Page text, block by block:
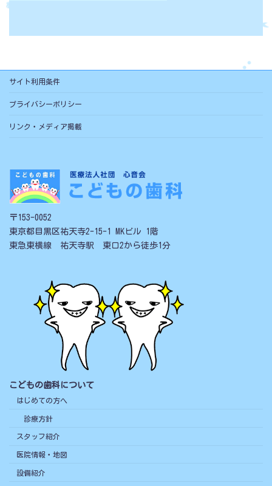
サイト利用条件
プライバシーポリシー
リンク・メディア掲載
〒153-0052
東京都目黒区祐天寺2-15-1 MKビル 1階
東急東横線 祐天寺駅 東口2から徒歩1分
こどもの歯科について
はじめての方へ
診療方針
スタッフ紹介
医院情報・地図
設備紹介